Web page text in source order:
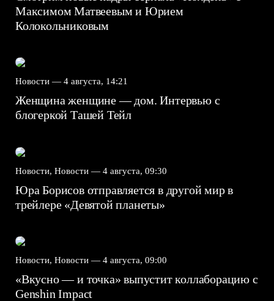
Максимом Матвеевым и Юрием
Колокольниковым
Новости — 4 августа, 14:21
Женщина женщине — дом. Интервью с
блогеркой Ташей Тейл
Новости, Новости — 4 августа, 09:30
Юра Борисов отправляется в другой мир в
трейлере «Девятой планеты»
Новости, Новости — 4 августа, 09:00
«Вкусно — и точка» выпустит коллаборацию с
Genshin Impact⁠⁠